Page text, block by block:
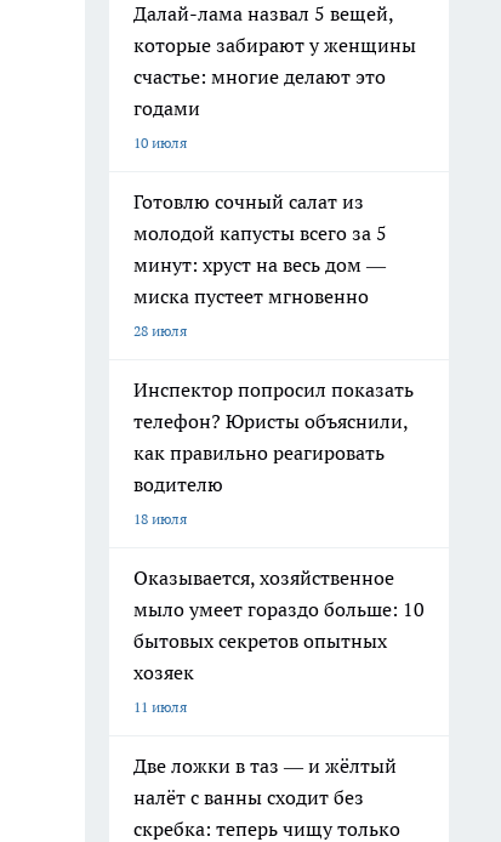
Далай-лама назвал 5 вещей,
которые забирают у женщины
счастье: многие делают это
годами
10 июля
Готовлю сочный салат из
молодой капусты всего за 5
минут: хруст на весь дом —
миска пустеет мгновенно
28 июля
Инспектор попросил показать
телефон? Юристы объяснили,
как правильно реагировать
водителю
18 июля
Оказывается, хозяйственное
мыло умеет гораздо больше: 10
бытовых секретов опытных
хозяек
11 июля
Две ложки в таз — и жёлтый
налёт с ванны сходит без
скребка: теперь чищу только